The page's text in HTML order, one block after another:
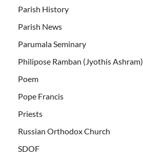
Parish History
Parish News
Parumala Seminary
Philipose Ramban (Jyothis Ashram)
Poem
Pope Francis
Priests
Russian Orthodox Church
SDOF